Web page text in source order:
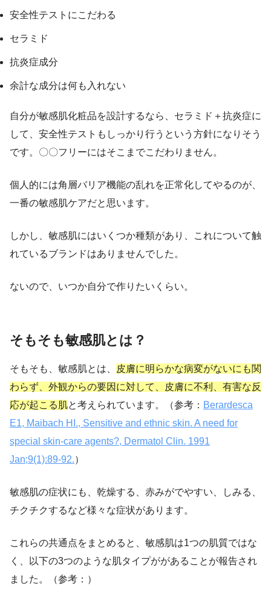
安全性テストにこだわる
セラミド
抗炎症成分
余計な成分は何も入れない
自分が敏感肌化粧品を設計するなら、セラミド＋抗炎症に
して、安全性テストもしっかり行うという方針になりそう
です。〇〇フリーにはそこまでこだわりません。
個人的には角層バリア機能の乱れを正常化してやるのが、
一番の敏感肌ケアだと思います。
しかし、敏感肌にはいくつか種類があり、これについて触
れているブランドはありませんでした。
ないので、いつか自分で作りたいくらい。
そもそも敏感肌とは？
そもそも、敏感肌とは、
皮膚に明らかな病変がないにも関
わらず、外観からの要因に対して、皮膚に不利、有害な反
応が起こる肌と考えられています。（参考： Berardesca
E1, Maibach HI., Sensitive and ethnic skin. A need for
special skin-care agents?, Dermatol Clin. 1991
Jan;9(1):89-92.）
敏感肌の症状にも、乾燥する、赤みがでやすい、しみる、
チクチクするなど様々な症状があります。
これらの共通点をまとめると、敏感肌は1つの肌質ではな
く、以下の3つのような肌タイプががあることが報告され
ました。（参考：）